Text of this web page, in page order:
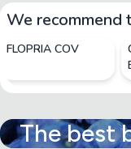
We
FLOPRIA COV
The best